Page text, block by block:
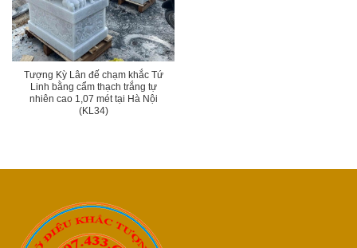
Tượng Kỳ Lân đế chạm khắc Tứ
Linh bằng cẩm thạch trắng tự
nhiên cao 1,07 mét tại Hà Nội
(KL34)